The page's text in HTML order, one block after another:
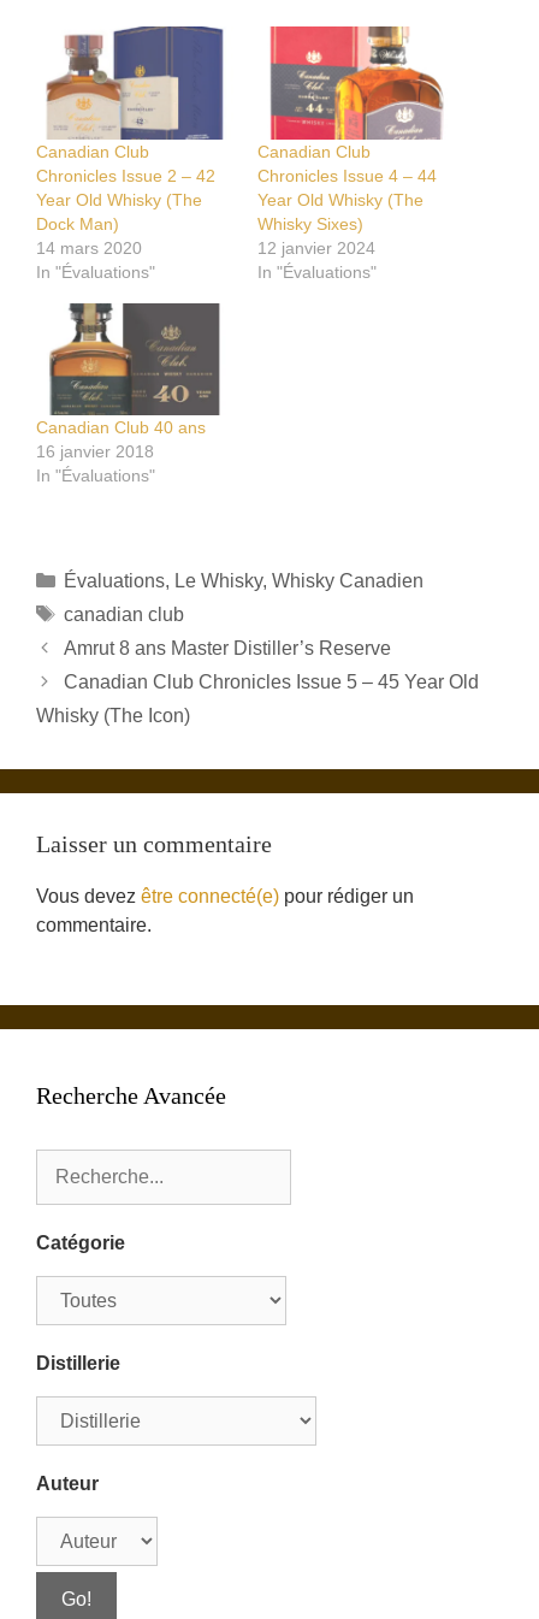
Canadian Club
Chronicles Issue 2 – 42
Year Old Whisky (The
Dock Man)
14 mars 2020
In "Évaluations"
Canadian Club
Chronicles Issue 4 – 44
Year Old Whisky (The
Whisky Sixes)
12 janvier 2024
In "Évaluations"
Canadian Club 40 ans
16 janvier 2018
In "Évaluations"
Catégories
Évaluations, Le Whisky, Whisky Canadien
Étiquettes
canadian club
Amrut 8 ans Master Distiller’s Reserve
Canadian Club Chronicles Issue 5 – 45 Year Old
Whisky (The Icon)
Laisser un commentaire
Vous devez être connecté(e) pour rédiger un
commentaire.
Recherche Avancée
Catégorie
Distillerie
Auteur